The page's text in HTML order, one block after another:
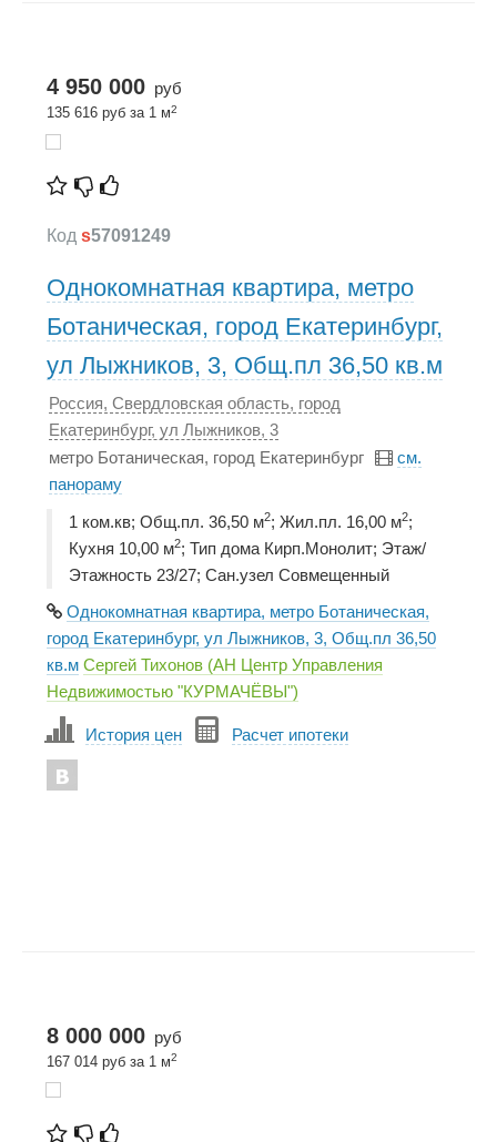
4 950 000 руб
135 616 руб за 1 м2
Код s57091249
Однокомнатная квартира, метро
Ботаническая, город Екатеринбург,
ул Лыжников, 3, Общ.пл 36,50 кв.м
Россия, Свердловская область, город
Екатеринбург, ул Лыжников, 3
метро Ботаническая, город Екатеринбург
см.
панораму
1 ком.кв; Общ.пл. 36,50 м2; Жил.пл. 16,00 м2;
Кухня 10,00 м2; Тип дома Кирп.Монолит; Этаж/
Этажность 23/27; Сан.узел Совмещенный
Однокомнатная квартира, метро Ботаническая,
город Екатеринбург, ул Лыжников, 3, Общ.пл 36,50
кв.м Сергей Тихонов (АН Центр Управления
Недвижимостью "КУРМАЧЁВЫ")
История цен Расчет ипотеки
8 000 000 руб
167 014 руб за 1 м2